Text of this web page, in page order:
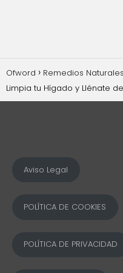
Ofword Remedios Naturales
Limpia tu Hígado y Llénate
Aviso Legal
POLÍTICA DE COOKIES
POLÍTICA DE PRIVACIDAD